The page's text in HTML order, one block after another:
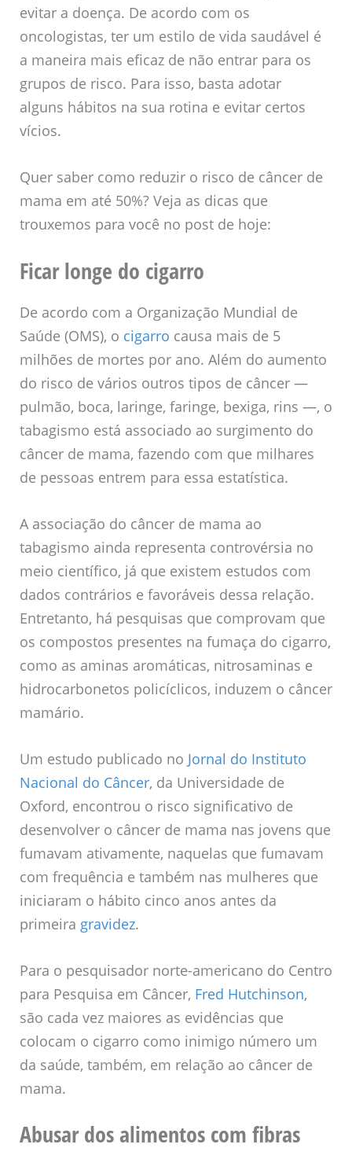
evitar a doença. De acordo com os
oncologistas, ter um estilo de vida saudável é
a maneira mais eficaz de não entrar para os
grupos de risco. Para isso, basta adotar
alguns hábitos na sua rotina e evitar certos
vícios.
Quer saber como reduzir o risco de câncer de
mama em até 50%? Veja as dicas que
trouxemos para você no post de hoje:
Ficar longe do cigarro
De acordo com a Organização Mundial de
Saúde (OMS), o cigarro causa mais de 5
milhões de mortes por ano. Além do aumento
do risco de vários outros tipos de câncer —
pulmão, boca, laringe, faringe, bexiga, rins —, o
tabagismo está associado ao surgimento do
câncer de mama, fazendo com que milhares
de pessoas entrem para essa estatística.
A associação do câncer de mama ao
tabagismo ainda representa controvérsia no
meio científico, já que existem estudos com
dados contrários e favoráveis dessa relação.
Entretanto, há pesquisas que comprovam que
os compostos presentes na fumaça do cigarro,
como as aminas aromáticas, nitrosaminas e
hidrocarbonetos policíclicos, induzem o câncer
mamário.
Um estudo publicado no Jornal do Instituto
Nacional do Câncer, da Universidade de
Oxford, encontrou o risco significativo de
desenvolver o câncer de mama nas jovens que
fumavam ativamente, naquelas que fumavam
com frequência e também nas mulheres que
iniciaram o hábito cinco anos antes da
primeira gravidez.
Para o pesquisador norte-americano do Centro
para Pesquisa em Câncer, Fred Hutchinson,
são cada vez maiores as evidências que
colocam o cigarro como inimigo número um
da saúde, também, em relação ao câncer de
mama.
Abusar dos alimentos com fibras